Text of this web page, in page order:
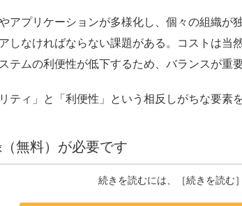
アプリケーションが多様化し、個々の組織が
しなければならない課題がある。コストは
テムの利便性が低下するため、バランスが重要
ティ」と「利便性」という相反しがちな要素
無料）が必要です
続きを読むには、［続きを読む